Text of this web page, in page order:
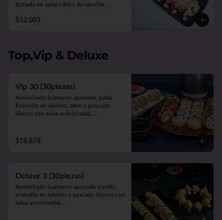
Bañado en salsa cítrica de ceviche,
$12.083
Top,Vip & Deluxe
Vip 30 (30piezas)
Acevichado (camarón apanado, palta.
Envuelto en salmón, atún o pescado
blanco con salsa acevichada).
queso o palta).
Panko Ebi (camarón ecuatoriano, queso,
$18.878
Deluxe 3 (30piezas)
Acevichado (camarón apanado y palta,
envuelto en salmón o pescado blanco con
salsa acevichada).